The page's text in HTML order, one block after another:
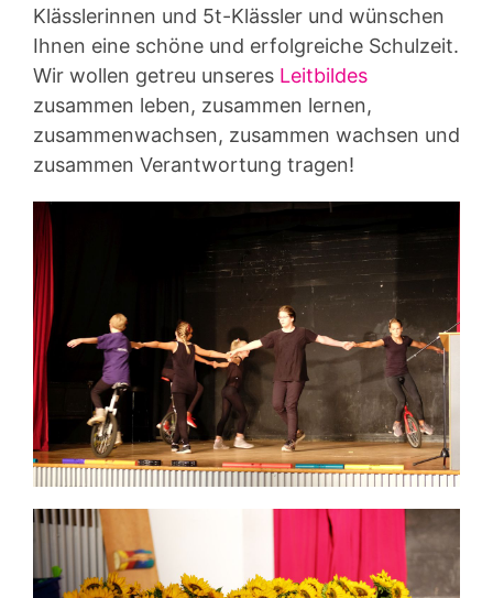
Klässlerinnen und 5t-Klässler und wünschen
Ihnen eine schöne und erfolgreiche Schulzeit.
Wir wollen getreu unseres Leitbildes
zusammen leben, zusammen lernen,
zusammenwachsen, zusammen wachsen und
zusammen Verantwortung tragen!